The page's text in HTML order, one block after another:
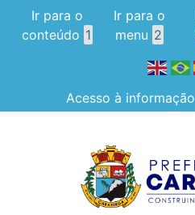
Ir para o
conteúdo 1
Ir para o
menu 2
Acesso à informação